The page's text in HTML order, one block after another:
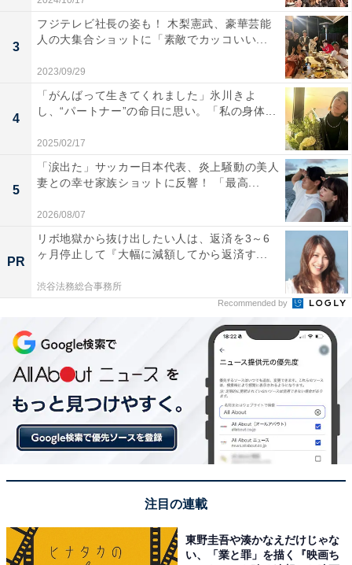
3
フジテレビ社長の姿も！ 木梨憲武、豪華芸能
人の大集合ショットに「素敵でカッコいい...
2023/09/29
4
「がんばって生きてくれました」氷川きよ
し、“パートナー”の命日に思い。「私の身体...
2025/02/17
5
「涙出た」サッカー日本代表、炎上騒動の美人
妻との幸せ家族ショットに反響！ 「最高...
2026/08/07
PR
リボ地獄から抜け出したい人は、返済を3～6
ヶ月停止して『大幅に減額してから返済す...
渋谷法務総合事務所
Recommended by
注目の連載
東野圭吾や湊かなえだけじゃな
い、「業と罪」を描く『映画ち